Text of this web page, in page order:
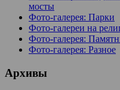
мосты
Фото-галерея: Парки
Фото-галереи на
Фото-галерея:
Фото-галерея: Разное
Архивы